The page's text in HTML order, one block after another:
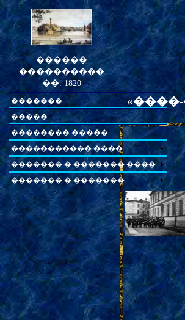
������
����������
��. 1820
«
�������
�����
�������� �����
����������� ����
������� � ������� ����
������� � �������